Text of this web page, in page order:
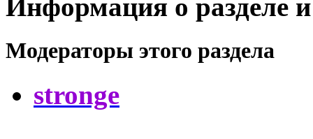
Информация о разделе
Модераторы этого раздела
stronge